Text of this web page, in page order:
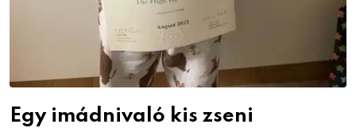
Egy imádnivaló kis zseni